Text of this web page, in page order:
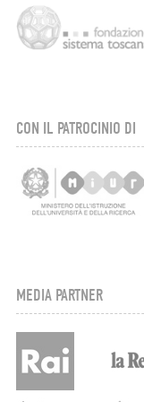
CON IL PATROCINIO DI
MEDIA PARTNER